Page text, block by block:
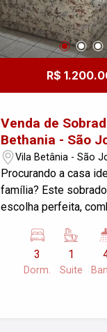
R$
Venda de Sobrado 188m² - Vila
Bethania - São
Campos
Vila Betânia - São
Campos/SP
Procurando a casa
família? Este
escolha perfeita,
Situado em um dos
tradicionais de São
o imóvel oferece
3
Dorm.
1
Suite